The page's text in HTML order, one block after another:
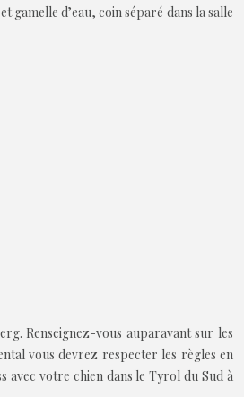
d’eau, coin séparé dans la salle
Renseignez-vous auparavant sur les
vous devrez respecter les règles en
avec votre chien dans le Tyrol du Sud à